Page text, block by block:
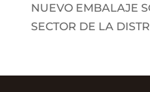
NUEVO EMBALAJE
SECTOR DE LA